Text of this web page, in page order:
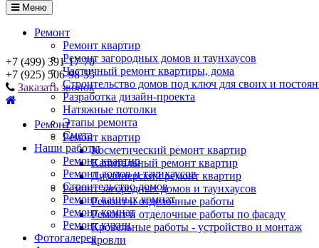
Меню
Ремонт
Ремонт квартир
Ремонт загородных домов и таунхаусов
Частичный ремонт квартиры, дома
Строительство домов под ключ для своих и
Разработка дизайн-проекта
Натяжные потолки
Этапы ремонта
Смета
Наши работы
Ремонт квартир
Ремонт домов и таунхаусов
Строительство домов
Ремонт ванных комнат
Ремонт комнат
Ремонт кухни
Фотогалерея
+7 (499) 391-17-70
+7 (925) 506-98-55
Заказать звонок
Ремонт
Ремонт квартир
Косметический ремонт квартир
Капитальный ремонт квартир
Дизайнерский ремонт квартир
Ремонт загородных домов и таунхаусов
Ремонт и отделочные работы
Ремонт и отделочные работы по фасаду
Кровельные работы - устройство и монтаж
кровли